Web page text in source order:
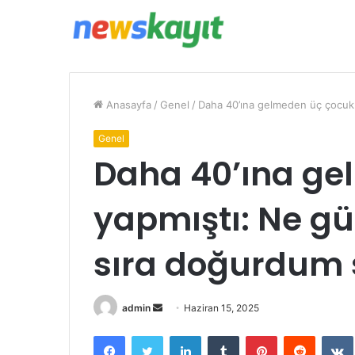
Anasayfa / Genel / Daha 40’ına gelmeden üç
Genel
Daha 40’ına
yapmıştı: Ne
sıra doğurdum
admin
Bir
posta
Haziran 15, 2025
FacebookTwitter LinkedInTumblr PinterestReddit